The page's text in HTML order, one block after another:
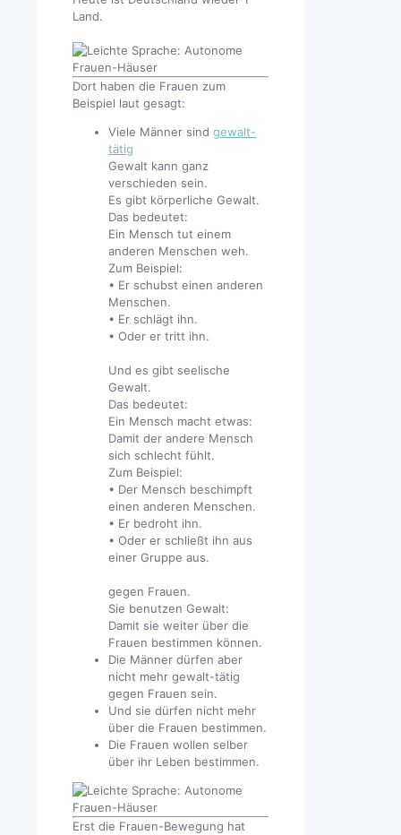
Land.
Dort haben die Frauen zum
Beispiel laut gesagt:
Viele Männer sind gewalt-
tätig
Gewalt kann ganz
verschieden sein.
Es gibt körperliche Gewalt.
Das bedeutet:
Ein Mensch tut einem
anderen Menschen weh.
Zum Beispiel:
• Er schubst einen anderen
Menschen.
• Er schlägt ihn.
• Oder er tritt ihn.
Und es gibt seelische
Gewalt.
Das bedeutet:
Ein Mensch macht etwas:
Damit der andere Mensch
sich schlecht fühlt.
Zum Beispiel:
• Der Mensch beschimpft
einen anderen Menschen.
• Er bedroht ihn.
• Oder er schließt ihn aus
einer Gruppe aus.
gegen Frauen.
Sie benutzen Gewalt:
Damit sie weiter über die
Frauen bestimmen können.
Die Männer dürfen aber
nicht mehr gewalt-tätig
gegen Frauen sein.
Und sie dürfen nicht mehr
über die Frauen bestimmen.
Die Frauen wollen selber
über ihr Leben bestimmen.
Erst die Frauen-Bewegung hat